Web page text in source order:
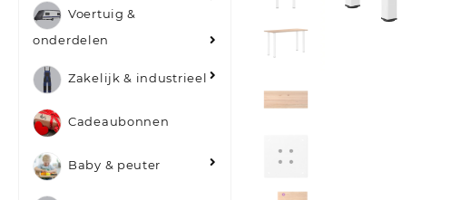
Voertuig &
onderdelen
Zakelijk & industrieel
Cadeaubonnen
Baby & peuter